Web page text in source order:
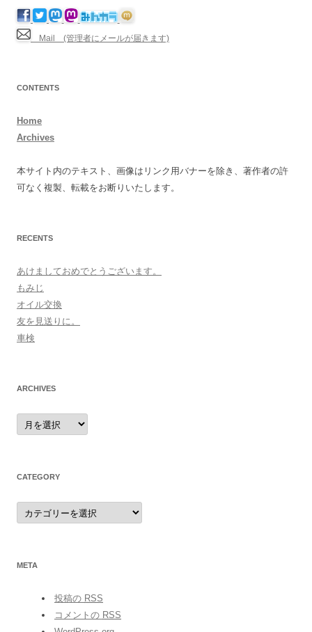
Mail (管理者にメールが届きます)
CONTENTS
Home
Archives
本サイト内のテキスト、画像はリンク用バナーを除き、著作者の許
可なく複製、転載をお断りいたします。
RECENTS
あけましておめでとうございます。
もみじ
オイル交換
友を見送りに。
車検
ARCHIVES
archives
CATEGORY
category
META
投稿の RSS
コメントの RSS